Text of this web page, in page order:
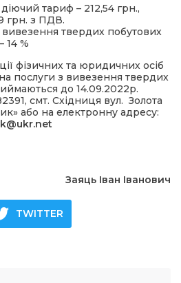
тариф – 212,54 грн.,
грн. з ПДВ.
твердих побутових
14 %
фізичних та юридичних осіб
послуги з вивезення твердих
до 14.09.2022р.
смт. Східниця вул. Золота
або на електронну адресу:
Заяць Іван Іванович
TWITTER